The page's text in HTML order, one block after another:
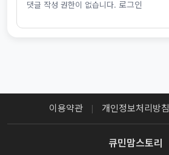
댓글 작성 권한이 없습니다. 로그인
이용약관 | 개인정보처리방침
큐민맘스토리